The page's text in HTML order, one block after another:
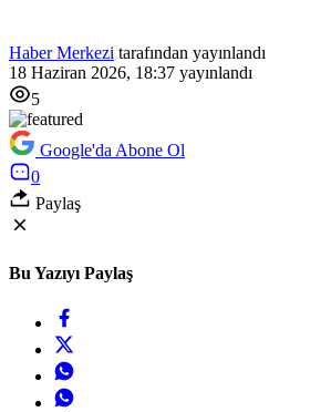
Haber Merkezi tarafından yayınlandı
18 Haziran 2026, 18:37 yayınlandı
5
Google'da Abone Ol
0
Paylaş
Bu Yazıyı Paylaş